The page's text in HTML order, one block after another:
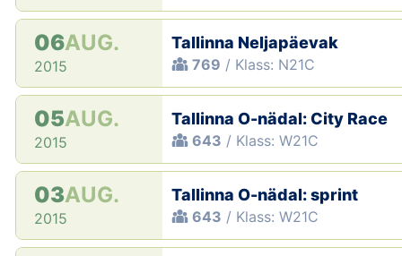
06AUG.
2015
Tallinna Neljapäevak
769 / Klass: N21C
05AUG.
2015
Tallinna O-nädal: City Race
643 / Klass: W21C
03AUG.
2015
Tallinna O-nädal: sprint
643 / Klass: W21C